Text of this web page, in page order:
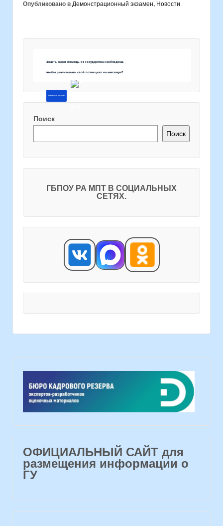
Опубликовано в Демонстрационный экзамен, Новости
Знаете, какая помощь от государства необходима,
чтобы реализовать свой потенциал на максимум?
Напишите об этом
Поиск
Поиск
ГБПОУ РА МПТ В СОЦИАЛЬНЫХ
СЕТЯХ.
ОФИЦИАЛЬНЫЙ САЙТ для
размещения информации о
ГУ